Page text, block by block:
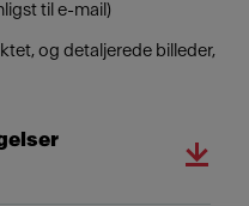
til e-mail)
og detaljerede billeder,